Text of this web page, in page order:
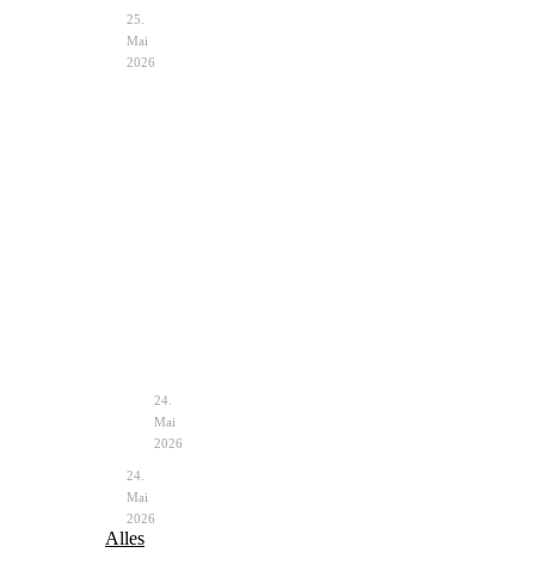
25.
Mai
2026
Deko
24.
Mai
2026
24.
Mai
2026
Alles